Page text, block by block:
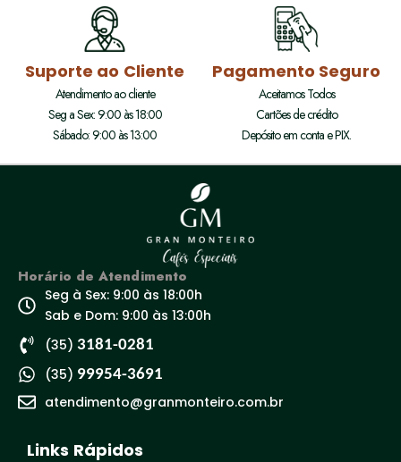
Suporte ao Cliente
Atendimento ao cliente
Seg a Sex: 9:00 às 18:00
Sábado: 9:00 às 13:00
Pagamento Seguro
Aceitamos Todos
Cartões de crédito
Depósito em conta e PIX.
Horário de Atendimento
Seg à Sex: 9:00 às 18:00h
Sab e Dom: 9:00 às 13:00h
(35) 3181-0281
(35) 99954-3691
atendimento@granmonteiro.com.br
Links Rápidos